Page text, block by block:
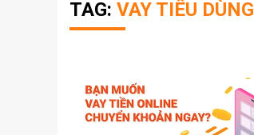
TAG: VAY TIÊU DÙNG